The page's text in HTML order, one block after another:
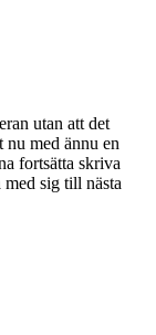
utan att det
nu med ännu en
fortsätta skriva
med sig till nästa